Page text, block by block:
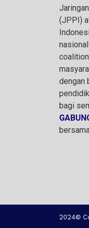
(JPPI)
dengan
bagi
2024©